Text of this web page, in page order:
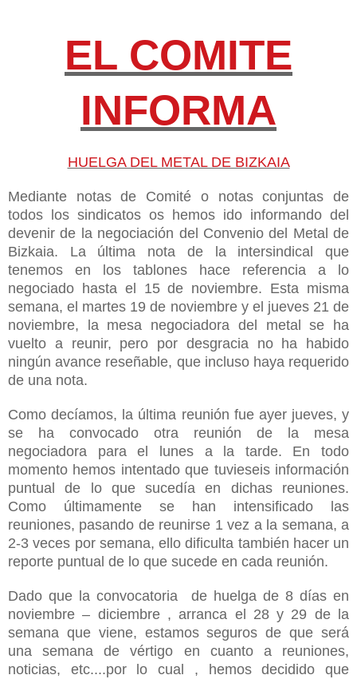
EL COMITE
INFORMA
HUELGA DEL METAL DE BIZKAIA
Mediante notas de Comité o notas conjuntas de
todos los sindicatos os hemos ido informando del
devenir de la negociación del Convenio del Metal de
Bizkaia. La última nota de la intersindical que
tenemos en los tablones hace referencia a lo
negociado hasta el 15 de noviembre. Esta misma
semana, el martes 19 de noviembre y el jueves 21 de
noviembre, la mesa negociadora del metal se ha
vuelto a reunir, pero por desgracia no ha habido
ningún avance reseñable, que incluso haya requerido
de una nota.
Como decíamos, la última reunión fue ayer jueves, y
se ha convocado otra reunión de la mesa
negociadora para el lunes a la tarde. En todo
momento hemos intentado que tuvieseis información
puntual de lo que sucedía en dichas reuniones.
Como últimamente se han intensificado las
reuniones, pasando de reunirse 1 vez a la semana, a
2-3 veces por semana, ello dificulta también hacer un
reporte puntual de lo que sucede en cada reunión.
Dado que la convocatoria
de huelga de 8 días en
noviembre – diciembre , arranca el 28 y 29 de la
semana que viene, estamos seguros de que será
una semana de vértigo en cuanto a reuniones,
noticias, etc....por lo cual , hemos decidido que